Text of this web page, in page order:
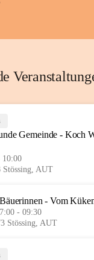
Gemeinde - Koch
10:00
Stössing, AUT
- Vom
- 09:30
Stössing, AUT